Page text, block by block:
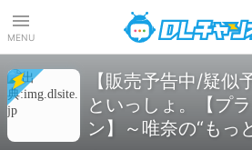
MENU
【販売予告中/疑似
といっしょ。【プ
ン】～唯奈の“もっ